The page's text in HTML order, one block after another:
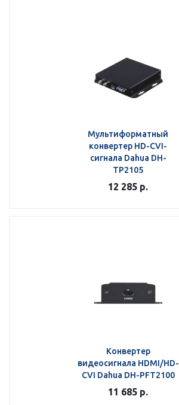
Мультиформатный
конвертер HD-CVI-
сигнала Dahua DH-
TP2105
12 285 р.
Конвертер
видеосигнала HDMI/HD-
CVI Dahua DH-PFT2100
11 685 р.